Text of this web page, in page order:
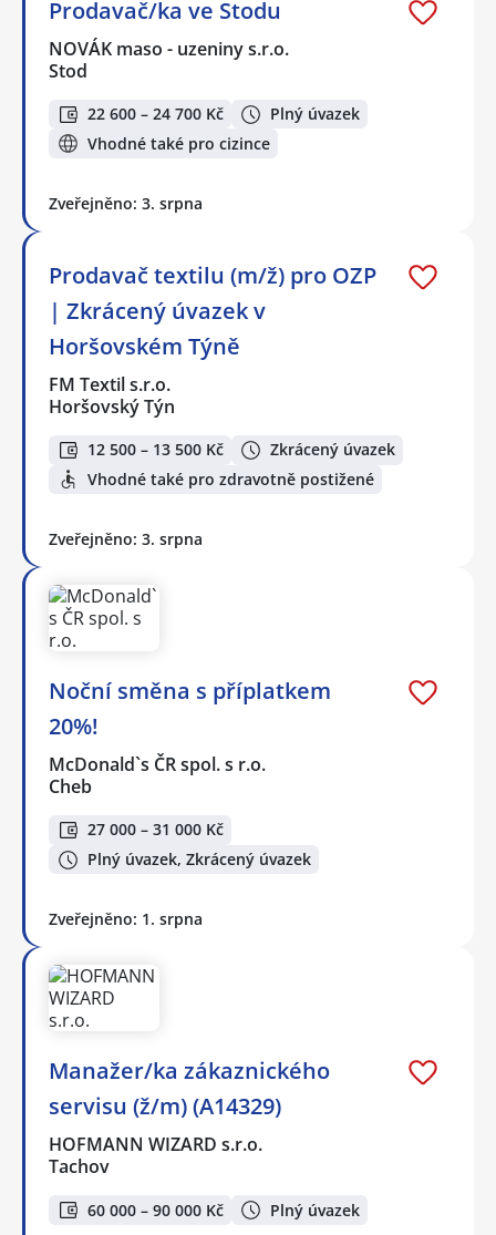
Prodavač/ka ve Stodu
NOVÁK maso - uzeniny s.r.o.
Stod
22 600 – 24 700 Kč
Plný úvazek
Vhodné také pro cizince
Zveřejněno: 3. srpna
Prodavač textilu (m/ž) pro OZP
| Zkrácený úvazek v
Horšovském Týně
FM Textil s.r.o.
Horšovský Týn
12 500 – 13 500 Kč
Zkrácený úvazek
Vhodné také pro zdravotně postižené
Zveřejněno: 3. srpna
Noční směna s příplatkem
20%!
McDonald`s ČR spol. s r.o.
Cheb
27 000 – 31 000 Kč
Plný úvazek, Zkrácený úvazek
Zveřejněno: 1. srpna
Manažer/ka zákaznického
servisu (ž/m) (A14329)
HOFMANN WIZARD s.r.o.
Tachov
60 000 – 90 000 Kč Plný úvazek